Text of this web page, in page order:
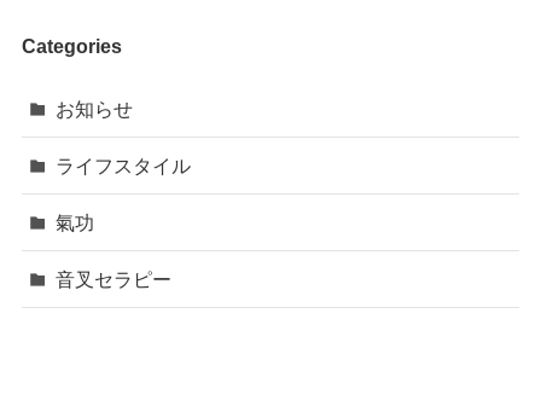
Categories
お知らせ
ライフスタイル
氣功
音叉セラピー